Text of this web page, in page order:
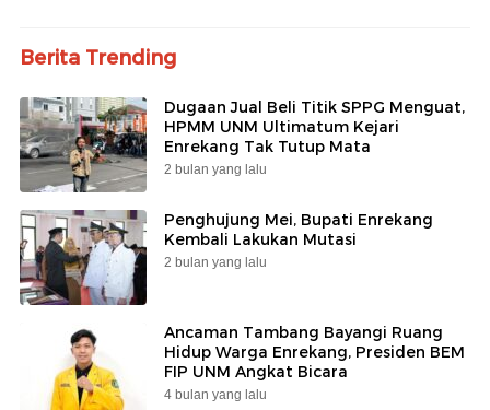
Berita Trending
Dugaan Jual Beli Titik SPPG Menguat,
HPMM UNM Ultimatum Kejari
Enrekang Tak Tutup Mata
2 bulan yang lalu
Penghujung Mei, Bupati Enrekang
Kembali Lakukan Mutasi
2 bulan yang lalu
Ancaman Tambang Bayangi Ruang
Hidup Warga Enrekang, Presiden BEM
FIP UNM Angkat Bicara
4 bulan yang lalu